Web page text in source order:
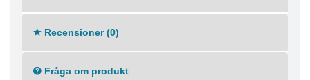
Linjebredd: 3,7–5,5 mm
Textfärger: Svart, Blå
Färg pennkropp: Vit (Huv i textfärg)
Recensioner (0)
Fråga om produkt